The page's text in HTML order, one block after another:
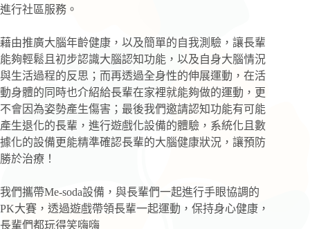
進行社區服務。
藉由推廣大腦年齡健康，以及簡單的自我測驗，讓長輩
能夠輕鬆且初步認識大腦認知功能，以及自身大腦情況
與生活過程的反思；而再透過全身性的伸展運動，在活
動身體的同時也介紹給長輩在家裡就能夠做的運動，更
不會因為姿勢產生傷害；最後我們邀請認知功能有可能
產生退化的長輩，進行遊戲化設備的體驗，系統化且數
據化的設備更能精準確認長輩的大腦健康狀況，讓預防
勝於治療！
我們攜帶Me-soda設備，與長輩們一起進行手眼協調的
PK大賽，透過遊戲帶領長輩一起運動，保持身心健康，
長輩們都玩得笑嗨嗨